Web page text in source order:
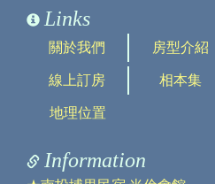
Links
關於我們 房型介紹
線上訂房 相本集
地理位置
Information